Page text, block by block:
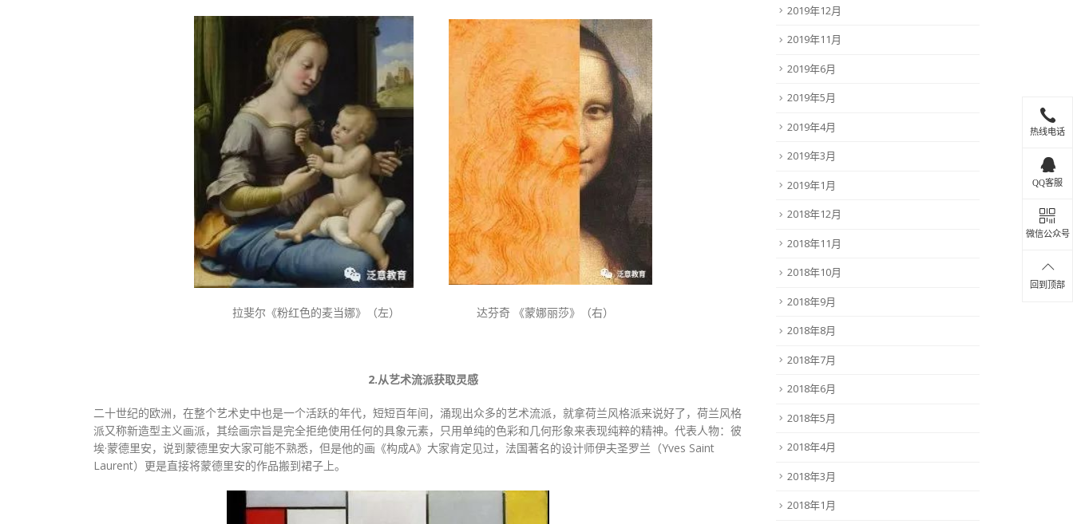
拉斐尔《粉红色的麦当娜》（左） 达芬奇 《蒙娜丽莎》（右）
2.从艺术流派获取灵感
二十世纪的欧洲，在整个艺术史中也是一个活跃的年代，短短百年间，涌现出众多的艺术流派，就拿荷兰风格派来说好了，荷兰风格
派又称新造型主义画派，其绘画宗旨是完全拒绝使用任何的具象元素，只用单纯的色彩和几何形象来表现纯粹的精神。代表人物：彼
埃·蒙德里安，说到蒙德里安大家可能不熟悉，但是他的画《构成A》大家肯定见过，法国著名的设计师伊夫圣罗兰（Yves Saint
Laurent）更是直接将蒙德里安的作品搬到裙子上。
热线电话
QQ客服
微信公众号
回到顶部
2019年12月
2019年11月
2019年6月
2019年5月
2019年4月
2019年3月
2019年1月
2018年12月
2018年11月
2018年10月
2018年9月
2018年8月
2018年7月
2018年6月
2018年5月
2018年4月
2018年3月
2018年1月